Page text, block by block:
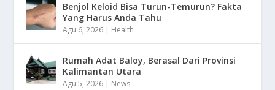
Benjol Keloid Bisa Turun-Temurun? Fakta
Yang Harus Anda Tahu
Agu 6, 2026 | Health
Rumah Adat Baloy, Berasal Dari Provinsi
Kalimantan Utara
Agu 5, 2026 | News